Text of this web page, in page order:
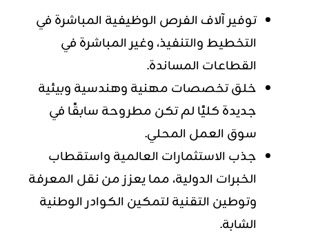
توفير آلاف الفرص الوظيفية المباشرة في
التخطيط والتنفيذ، وغير المباشرة في
القطاعات المساندة.
خلق تخصصات مهنية وهندسية وبيئية
جديدة كليًا لم تكن مطروحة سابقًا في
سوق العمل المحلي.
جذب الاستثمارات العالمية واستقطاب
الخبرات الدولية، مما يعزز من نقل المعرفة
وتوطين التقنية لتمكين الكوادر الوطنية
الشابة.